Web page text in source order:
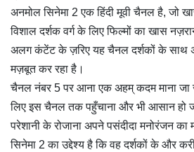
अनमोल सिनेमा 2 एक हिंदी मूवी चैनल है, जो
विशाल दर्शक वर्ग के लिए फिल्मों का खास
अलग कंटेंट के ज़रिए यह चैनल दर्शकों के साथ
मज़बूत कर रहा है।
चैनल नंबर 5 पर आना एक अहम् कदम माना जा
लिए इस चैनल तक पहुँचाना और भी आसान हो
परेशानी के रोजाना अपने पसंदीदा मनोरंजन
सिनेमा 2 का उद्देश्य है कि वह दर्शकों के और